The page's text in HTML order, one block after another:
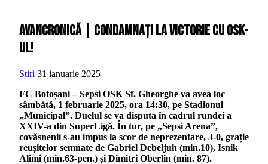
Avancronică | Condamnați la victorie cu OSK-
ul!
Stiri 31 ianuarie 2025
FC Botoșani – Sepsi OSK Sf. Gheorghe va avea loc
sâmbătă, 1 februarie 2025, ora 14:30, pe Stadionul
„Municipal”. Duelul se va disputa în cadrul rundei a
XXIV-a din SuperLigă. În tur, pe „Sepsi Arena”,
covăsnenii s-au impus la scor de neprezentare, 3-0, grație
reușitelor semnate de Gabriel Debeljuh (min.10), Isnik
Alimi (min.63-pen.) și Dimitri Oberlin (min. 87).